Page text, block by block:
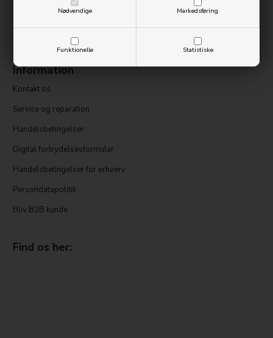
Nødvendige Markedsføring
Funktionelle Statistiske
09:00-17:00
09:00-17:00
Lørdag
10:00-14:00
Lukket
Information
Kontakt os
Service og reparation
Handelsbetingelser
Digital fortrydelsesformular
Handelsbetingelser for erhverv
Persondatapolitik
Bliv B2B kunde
Find os her: